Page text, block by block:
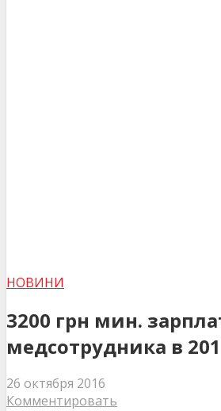
НОВИНИ
3200 грн мин.
медсотрудника в
26 октября 2016
Комментировать